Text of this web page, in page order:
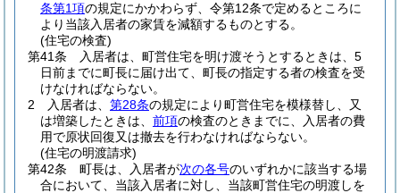
条第1項の規定にかかわらず、令第12条で定めるところに
より当該入居者の家賃を減額するものとする。
(住宅の検査)
第41条
入居者は、町営住宅を明け渡そうとするときは、5
日前までに町長に届け出て、町長の指定する者の検査を受
けなければならない。
2
入居者は、 第28条の規定により町営住宅を模様替し、又
は増築したときは、 前項の検査のときまでに、入居者の費
用で原状回復又は撤去を行わなければならない。
(住宅の明渡請求)
第42条
町長は、入居者が次の各号のいずれかに該当する場
合において、当該入居者に対し、当該町営住宅の明渡しを